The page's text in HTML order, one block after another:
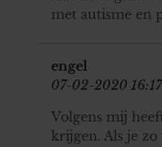
met autisme en
engel
07-02-2020 16:17
Volgens mij
krijgen. Als je